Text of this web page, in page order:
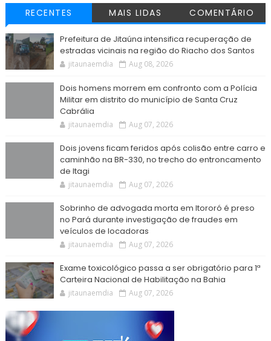
RECENTES MAIS LIDAS COMENTÁRIO
Prefeitura de Jitaúna intensifica recuperação de
estradas vicinais na região do Riacho dos Santos
jitaunaemdia Aug 08, 2026
Dois homens morrem em confronto com a Polícia
Militar em distrito do município de Santa Cruz
Cabrália
jitaunaemdia Aug 07, 2026
Dois jovens ficam feridos após colisão entre carro e
caminhão na BR-330, no trecho do entroncamento
de Itagi
jitaunaemdia Aug 07, 2026
Sobrinho de advogada morta em Itororó é preso
no Pará durante investigação de fraudes em
veículos de locadoras
jitaunaemdia Aug 07, 2026
Exame toxicológico passa a ser obrigatório para 1ª
Carteira Nacional de Habilitação na Bahia
jitaunaemdia Aug 07, 2026